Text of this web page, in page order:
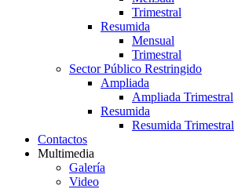
Trimestral
Resumida
Mensual
Trimestral
Sector Público Restringido
Ampliada
Ampliada Trimestral
Resumida
Resumida Trimestral
Contactos
Multimedia
Galería
Video